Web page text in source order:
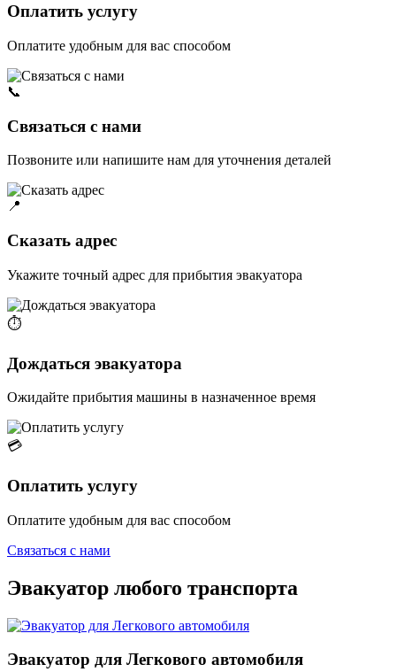
Оплатить услугу
Оплатите удобным для вас способом
📞
Связаться с нами
Позвоните или напишите нам для уточнения деталей
📍
Сказать адрес
Укажите точный адрес для прибытия эвакуатора
⏱️
Дождаться эвакуатора
Ожидайте прибытия машины в назначенное время
💳
Оплатить услугу
Оплатите удобным для вас способом
Связаться с нами
Эвакуатор любого транспорта
Эвакуатор для Легкового автомобиля